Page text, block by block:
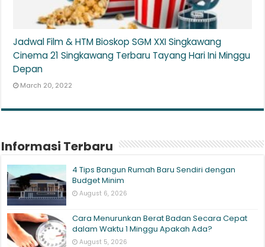
Jadwal Film & HTM Bioskop SGM XXI Singkawang
Cinema 21 Singkawang Terbaru Tayang Hari Ini Minggu
Depan
March 20, 2022
Informasi Terbaru
4 Tips Bangun Rumah Baru Sendiri dengan
Budget Minim
August 6, 2026
Cara Menurunkan Berat Badan Secara Cepat
dalam Waktu 1 Minggu Apakah Ada?
August 5, 2026